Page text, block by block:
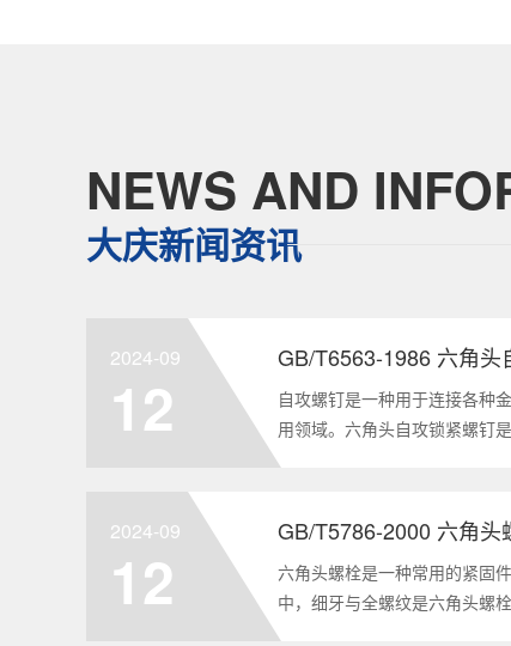
NEWS AND
大庆新闻资讯
2024-09
12
GB/T6563-1986 六角头
自攻螺钉是一种用于连接各种
用领域。六角头自攻锁紧螺钉
GB/T6563-1986标准。本文将
2024-09
12
六角头螺栓是一种常用的紧固
中，细牙与全螺纹是六角头螺
要性和特点两个方面，对GB/